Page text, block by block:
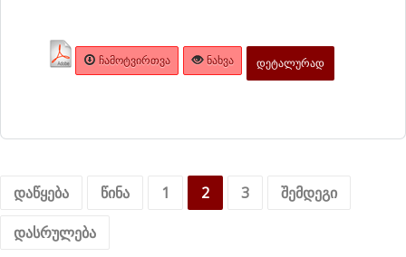
ᲩᲐᲛᲝᲢᲕᲘᲠᲗᲕᲐ ᲜᲐᲮᲕᲐ ᲓᲔᲢᲐᲚᲣᲠᲐᲓ
დაწყება წინა 1 2 3
შემდეგი
დასრულება